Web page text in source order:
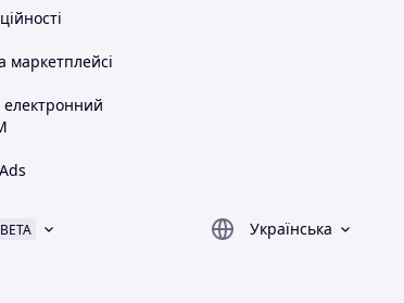
маркетплейсі
BETA
Українська